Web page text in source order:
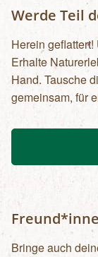
Werde Teil
Herein
Erhalte
Hand. Tausche
gemeinsam, für
Bringe auch